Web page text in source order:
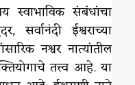
स्वाभाविक संबंधांचा
सर्वानंदी ईश्वराच्या
नश्वर नात्यांतील
तत्त्व आहे. या